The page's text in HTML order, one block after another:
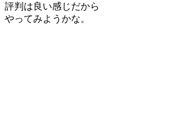
評判は良い感じだから
やってみようかな。